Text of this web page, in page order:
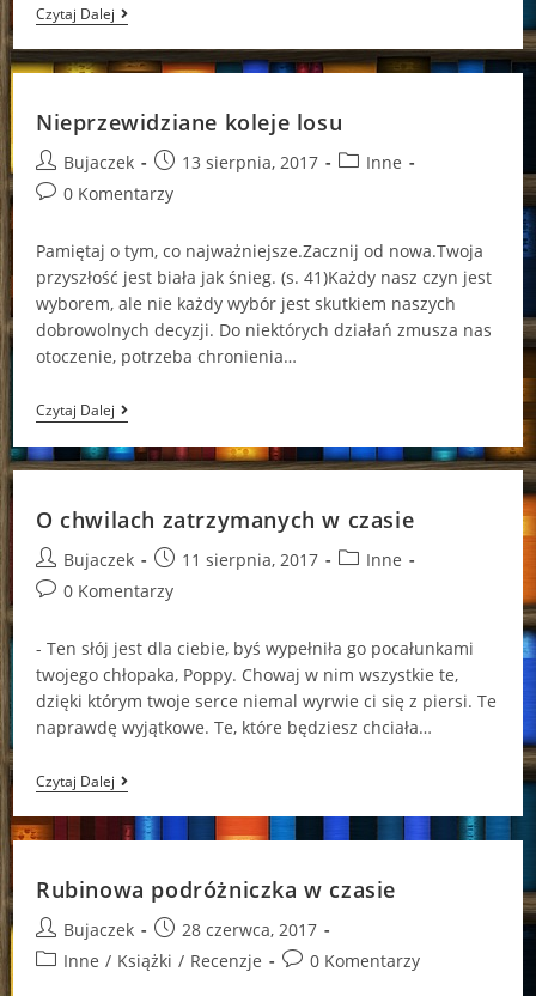
Czytaj Dalej[PRZEDPREMIEROWO]
Pod
Skórą
Nieprzewidziane koleje losu
Post
author:
Bujaczek
Post
published:
13 sierpnia, 2017
PostInne
Post0 Komentarzy
Pamiętaj o tym, co najważniejsze.Zacznij od nowa.Twoja
przyszłość jest biała jak śnieg. (s. 41)Każdy nasz czyn jest
wyborem, ale nie każdy wybór jest skutkiem naszych
dobrowolnych decyzji. Do niektórych działań zmusza nas
otoczenie, potrzeba chronienia…
Czytaj DalejNieprzewidziane
Koleje
Losu
O chwilach zatrzymanych w czasie
Post
author:
Bujaczek
Post
published:
11 sierpnia, 2017
PostInne
Post0 Komentarzy
- Ten słój jest dla ciebie, byś wypełniła go pocałunkami
twojego chłopaka, Poppy. Chowaj w nim wszystkie te,
dzięki którym twoje serce niemal wyrwie ci się z piersi. Te
naprawdę wyjątkowe. Te, które będziesz chciała…
Czytaj DalejO
Chwilach
Zatrzymanych
W
Rubinowa podróżniczka w czasie
Post
author:
Bujaczek
Post
published:
28 czerwca, 2017
PostInne / Książki / Recenzje
Post0 Komentarzy